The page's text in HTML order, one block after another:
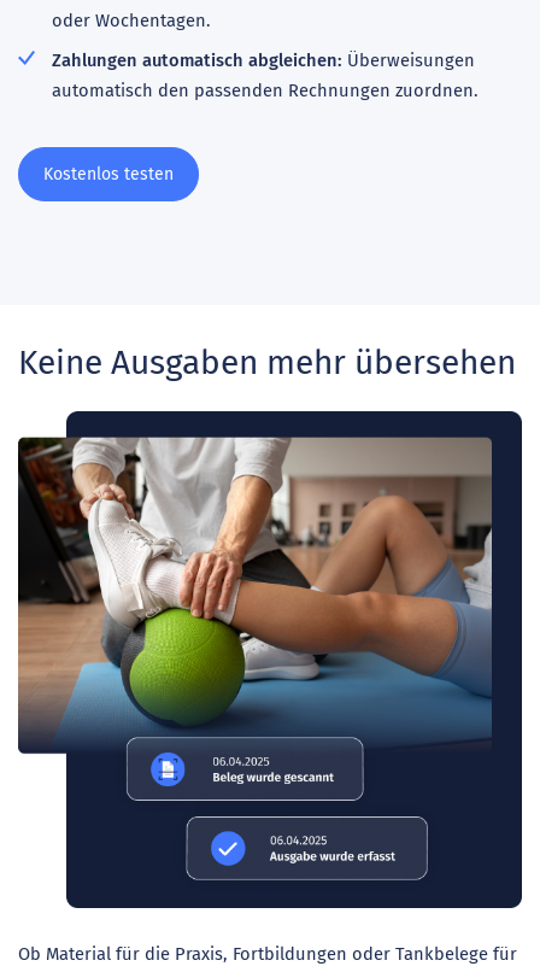
oder Wochentagen.
Zahlungen automatisch abgleichen: Überweisungen
automatisch den passenden Rechnungen zuordnen.
Kostenlos testen
Keine Ausgaben mehr übersehen
Ob Material für die Praxis, Fortbildungen oder Tankbelege für